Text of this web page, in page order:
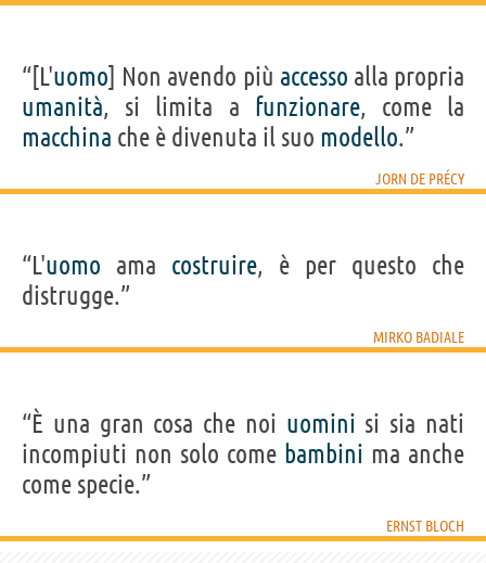
“[L'uomo] Non avendo più accesso alla propria
umanità, si limita a funzionare, come la
macchina che è divenuta il suo modello.”
JORN DE PRÉCY
“L'uomo ama costruire, è per questo che
distrugge.”
MIRKO BADIALE
“È una gran cosa che noi uomini si sia nati
incompiuti non solo come bambini ma anche
come specie.”
ERNST BLOCH